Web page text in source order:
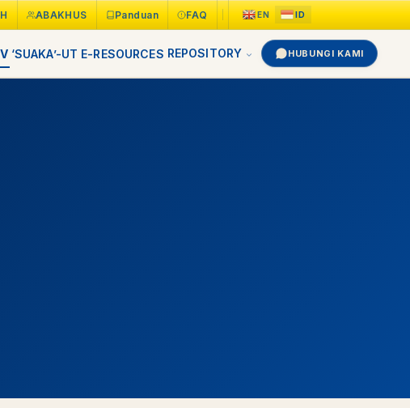
ABAKHUS Panduan FAQ
‘SUAKA’-UT E-RESOURCES REPOSITORY HUBUNGI KAMI